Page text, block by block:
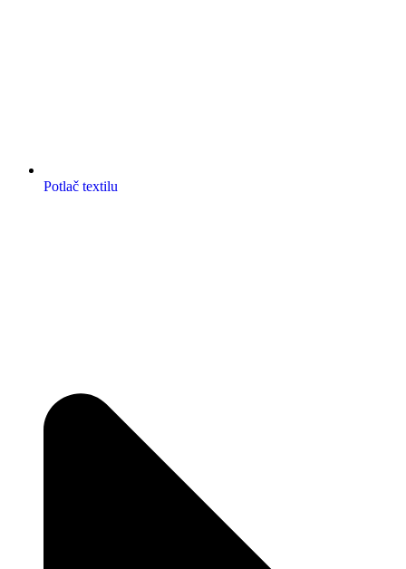
Potlač textilu